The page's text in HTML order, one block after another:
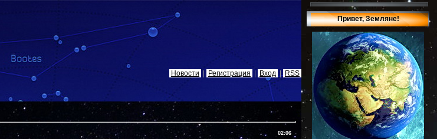
Новости Регистрация Вход | RSS
02:06
Привет, Земляне!